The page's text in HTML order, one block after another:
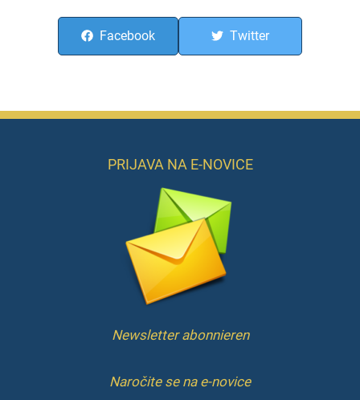
Facebook Twitter
PRIJAVA NA E-NOVICE
Newsletter abonnieren
Naročite se na e-novice